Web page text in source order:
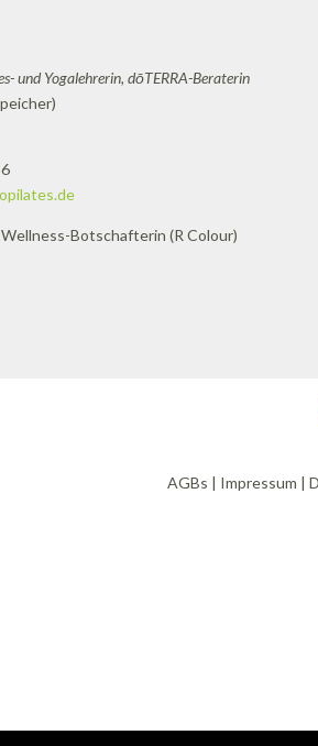
und Yogalehrerin, dōTERRA-Beraterin
AGBs | Impressum |